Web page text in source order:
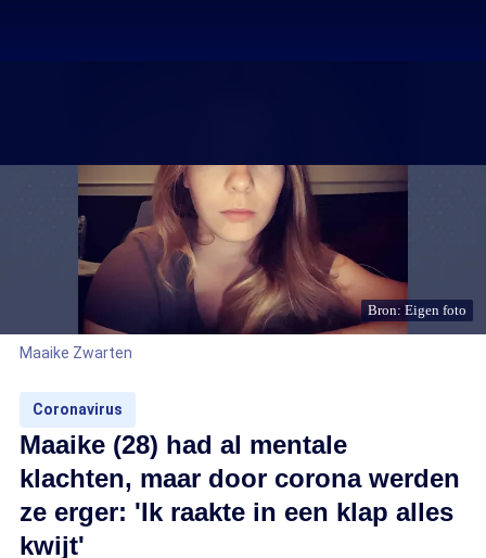
Bron: Eigen foto
Maaike Zwarten
Coronavirus
Maaike (28) had al mentale
klachten, maar door corona werden
ze erger: 'Ik raakte in een klap alles
kwijt'